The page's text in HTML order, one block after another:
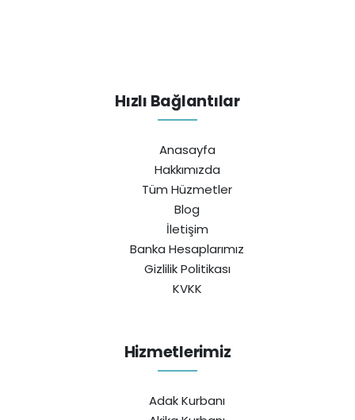
Hızlı Bağlantılar
Anasayfa
Hakkımızda
Tüm Hüzmetler
Blog
İletişim
Banka Hesaplarımız
Gizlilik Politikası
KVKK
Hizmetlerimiz
Adak Kurbanı